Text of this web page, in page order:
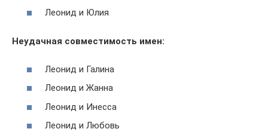
Леонид и Юлия
Неудачная совместимость имен:
Леонид и Галина
Леонид и Жанна
Леонид и Инесса
Леонид и Любовь